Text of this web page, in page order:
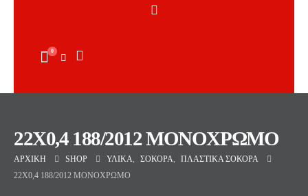
0
22X0,4 188/2012 ΜΟΝΟΧΡΩΜΟ
ΑΡΧΙΚΉ SHOP ΥΛΙΚΆ, ΣΌΚΟΡΑ,
ΠΛΑΣΤΙΚΆ ΣΌΚΟΡΑ
22X0,4 188/2012 ΜΟΝΟΧΡΩΜΟ